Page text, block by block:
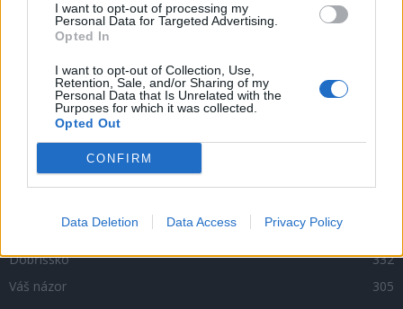
I want to opt-out of processing my
Personal Data for Targeted Advertising.
Opted In
I want to opt-out of Collection, Use,
Retention, Sale, and/or Sharing of my
Personal Data that Is Unrelated with the
Purposes for which it was collected.
Opted Out
CONFIRM
Data Deletion Data Access Privacy Policy
OBLÍBENÉ KATEGORIE
Zpravodajství
O čem se mluví
Dobříšsko
332
Váš názor
305